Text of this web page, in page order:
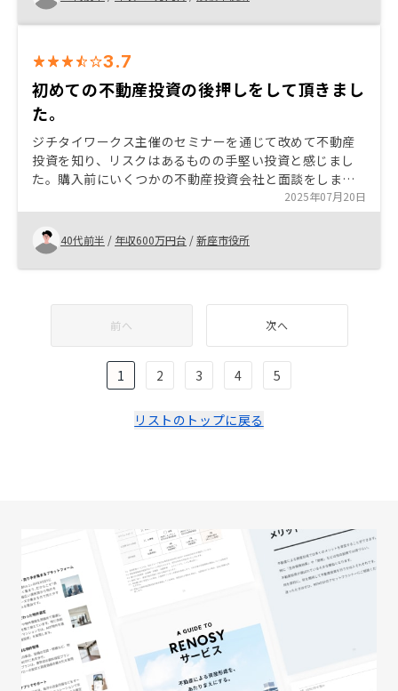
3.7
初めての不動産投資の後押しをして頂きまし
た。
ジチタイワークス主催のセミナーを通じて改めて不動産
投資を知り、リスクはあるものの手堅い投資と感じまし
た。購入前にいくつかの不動産投資会社と面談をしまし
たが、会社の信頼性、面談担当者の対応共にRENOSYさ
んが1番良かったです。 購入からローン完済するまでの返
済計画書を物件提案と共に示して頂けたらと助かりま
す。金利の変動等により変更する事は承知の上で、今の
状況で良いと思います。複数物件所有した場合、繰上げ
2025年07月20日
40代前半 / 年収600万円台 /新座市役所
前へ 次へ
1 2 3 4 5
リストのトップに戻る